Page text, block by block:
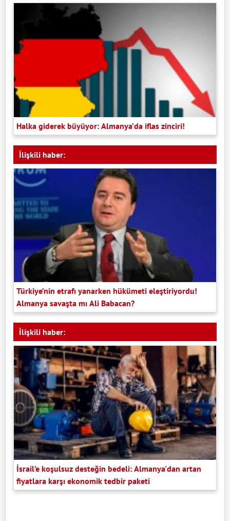
Halka giderek büyüyor: Almanya’da iflas zinciri!
İlişkili haber:
Türkiye’nin etrafı yanarken hükümeti eleştiriyordu!
Almanya savaşta mı Ali Babacan?
İlişkili haber:
İsrail’e koşulsuz desteğin bedeli: Almanya'dan artan
fiyatlara karşı ekonomik tedbir paketi